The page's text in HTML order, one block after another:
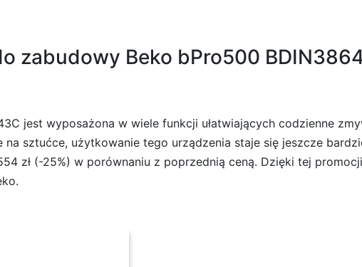
zabudowy Beko bPro500
jest wyposażona w wiele funkcji ułatwiających codzienne
sztućce, użytkowanie tego urządzenia staje się jeszcze
zł (-25%) w porównaniu z poprzednią ceną. Dzięki tej